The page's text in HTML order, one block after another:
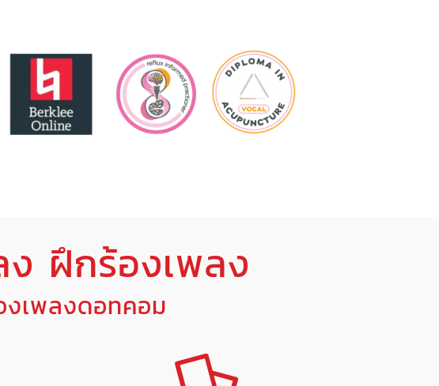
ง ฝึกร้องเพลง
งเพลงดอทคอม